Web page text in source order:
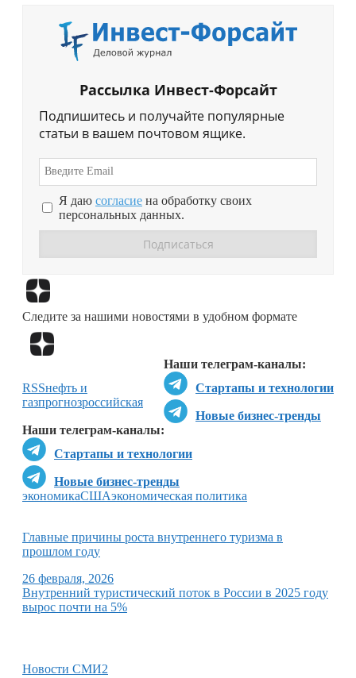
Рассылка Инвест-Форсайт
Подпишитесь и получайте популярные
статьи в вашем почтовом ящике.
Я даю согласие на обработку своих
персональных данных.
Следите за нашими новостями в удобном формате
Наши телеграм-каналы:
Стартапы и технологии
Новые бизнес-тренды
Наши телеграм-каналы:
Стартапы и технологии
Новые бизнес-тренды
RSSнефть и
газпрогнозроссийская
экономикаСШАэкономическая политика
Главные причины роста внутреннего туризма в
прошлом году
26 февраля, 2026
Внутренний туристический поток в России в 2025 году
вырос почти на 5%
Новости СМИ2